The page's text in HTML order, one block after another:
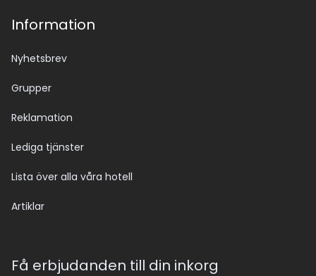
Information
Nyhetsbrev
Grupper
Reklamation
Lediga tjänster
Lista över alla våra hotell
Artiklar
Få erbjudanden till din inkorg